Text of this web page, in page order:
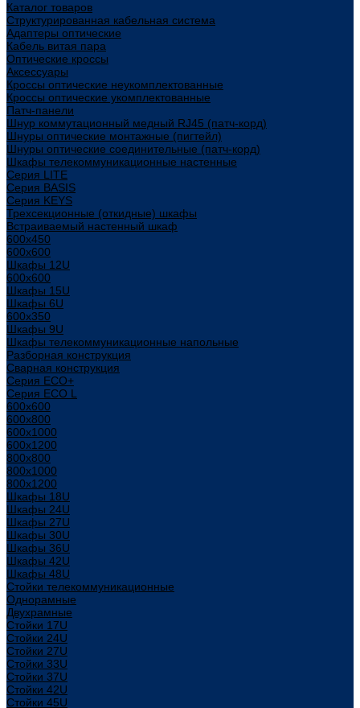
Каталог товаров
Структурированная кабельная система
Адаптеры оптические
Кабель витая пара
Оптические кроссы
Аксессуары
Кроссы оптические неукомплектованные
Кроссы оптические укомплектованные
Патч-панели
Шнур коммутационный медный RJ45 (патч-корд)
Шнуры оптические монтажные (пигтейл)
Шнуры оптические соединительные (патч-корд)
Шкафы телекоммуникационные настенные
Cерия LITE
Cерия BASIS
Cерия KEYS
Трехсекционные (откидные) шкафы
Встраиваемый настенный шкаф
600x450
600x600
Шкафы 12U
600x600
Шкафы 15U
Шкафы 6U
600x350
Шкафы 9U
Шкафы телекоммуникационные напольные
Разборная конструкция
Сварная конструкция
Серия ECO+
Серия ECO L
600x600
600x800
600х1000
600х1200
800x800
800х1000
800х1200
Шкафы 18U
Шкафы 24U
Шкафы 27U
Шкафы 30U
Шкафы 36U
Шкафы 42U
Шкафы 48U
Стойки телекоммуникационные
Однорамные
Двухрамные
Стойки 17U
Стойки 24U
Стойки 27U
Стойки 33U
Стойки 37U
Стойки 42U
Стойки 45U